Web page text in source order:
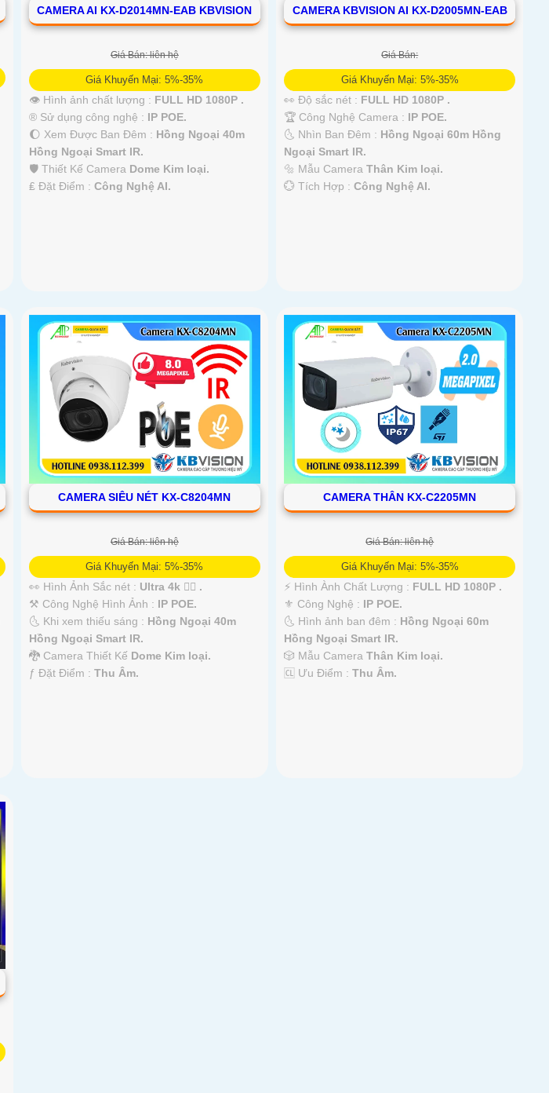
CAMERA AI KX-D2014MN-EAB KBVISION
Giá Bán: liên hệ
Giá Khuyến Mại: 5%-35%
👁 Hình ảnh chất lượng : FULL HD 1080P .
®️ Sử dụng công nghệ : IP POE.
🌔 Xem Được Ban Đêm : Hồng Ngoại 40m
Hồng Ngoại Smart IR.
🛡 Thiết Kế Camera Dome Kim loại.
️₤ Đặt Điểm : Công Nghệ AI.
CAMERA KBVISION AI KX-D2005MN-EAB
Giá Bán:
Giá Khuyến Mại: 5%-35%
👀 Độ sắc nét : FULL HD 1080P .
🏆 Công Nghệ Camera : IP POE.
🌜 Nhìn Ban Đêm : Hồng Ngoại 60m Hồng
Ngoại Smart IR.
🔩 Mẫu CameraThân Kim loại.
️💮 Tích Hợp :Công Nghệ AI.
CAMERA SIÊU NÉT KX-C8204MN
Giá Bán: liên hệ
Giá Khuyến Mại: 5%-35%
👀 Hình Ảnh Sắc nét : Ultra 4k 👍🏾 .
⚒ Công Nghệ Hình Ảnh : IP POE.
🌜 Khi xem thiếu sáng : Hồng Ngoại 40m
Hồng Ngoại Smart IR.
🐉️ Camera Thiết Kế Dome Kim loại.
️ƒ Đặt Điểm : Thu Âm.
CAMERA THÂN KX-C2205MN
Giá Bán: liên hệ
Giá Khuyến Mại: 5%-35%
️⚡ Hình Ành Chất Lượng : FULL HD 1080P .
⚜️ Công Nghệ : IP POE.
🌜 Hình ảnh ban đêm : Hồng Ngoại 60m
Hồng Ngoại Smart IR.
🎲 Mẫu CameraThân Kim loại.
️🆑 Ưu Điểm :Thu Âm.